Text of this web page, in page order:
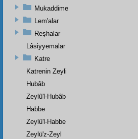
Mukaddime
Lem'alar
Reşhalar
Lâsiyyemalar
Katre
Katrenin Zeyli
Hubâb
Zeylû'l-Hubâb
Habbe
Zeylü'l-Habbe
Zeylü'z-Zeyl